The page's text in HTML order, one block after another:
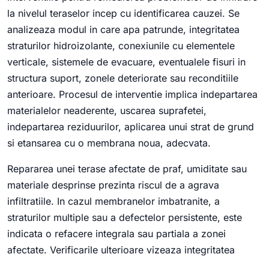
la nivelul teraselor incep cu identificarea cauzei. Se
analizeaza modul in care apa patrunde, integritatea
straturilor hidroizolante, conexiunile cu elementele
verticale, sistemele de evacuare, eventualele fisuri in
structura suport, zonele deteriorate sau reconditiile
anterioare. Procesul de interventie implica indepartarea
materialelor neaderente, uscarea suprafetei,
indepartarea reziduurilor, aplicarea unui strat de grund
si etansarea cu o membrana noua, adecvata.
Repararea unei terase afectate de praf, umiditate sau
materiale desprinse prezinta riscul de a agrava
infiltratiile. In cazul membranelor imbatranite, a
straturilor multiple sau a defectelor persistente, este
indicata o refacere integrala sau partiala a zonei
afectate. Verificarile ulterioare vizeaza integritatea